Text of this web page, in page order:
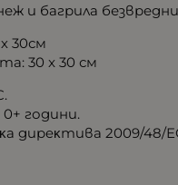
и багрила
30см
30 x 30 см
години.
диpeĸтивa 2009/48/